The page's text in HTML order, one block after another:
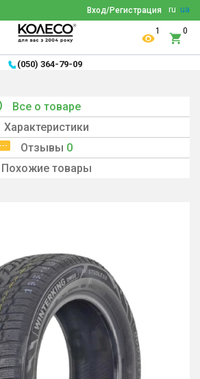
ru ua
Вход/Регистрация
1 0
(050) 364-79-09
Все о товаре
Характеристики
Отзывы 0
Похожие товары